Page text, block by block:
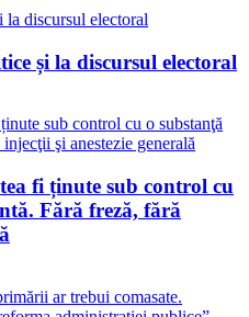
și la discursul electoral
fi ținute sub control cu
Fără freză, fără